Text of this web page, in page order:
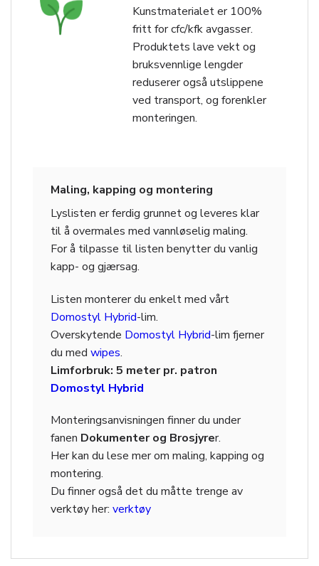
Kunstmaterialet er 100%
fritt for cfc/kfk avgasser.
Produktets lave vekt og
bruksvennlige lengder
reduserer også utslippene
ved transport, og forenkler
monteringen.
Maling, kapping og montering
Lyslisten er ferdig grunnet og leveres klar
til å overmales med vannløselig maling.
For å tilpasse til listen benytter du vanlig
kapp- og gjærsag.
Listen monterer du enkelt med vårt
Domostyl Hybrid-lim.
Overskytende Domostyl Hybrid-lim fjerner
du med wipes.
Limforbruk: 5 meter pr. patron
Domostyl Hybrid
Monteringsanvisningen finner du under
fanen Dokumenter og Brosjyrer.
Her kan du lese mer om maling, kapping og
montering.
Du finner også det du måtte trenge av
verktøy her: verktøy